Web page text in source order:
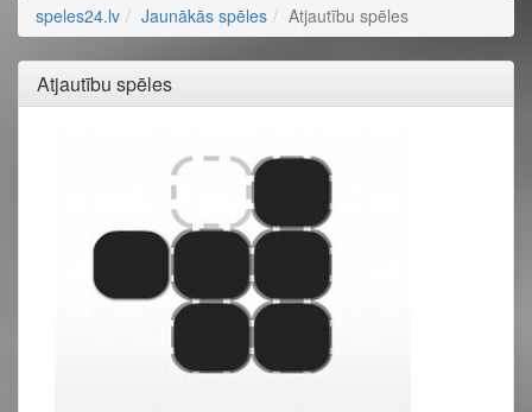
speles24.lv Jaunākās spēles Atjautību spēles
Atjautību spēles